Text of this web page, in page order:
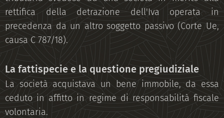
rettifica della detrazione dell'Iva operata in
precedenza da un altro soggetto passivo (Corte Ue,
causa C 787/18).
La fattispecie e la questione pregiudiziale
La società acquistava un bene immobile, da essa
ceduto in affitto in regime di responsabilità fiscale
volontaria.